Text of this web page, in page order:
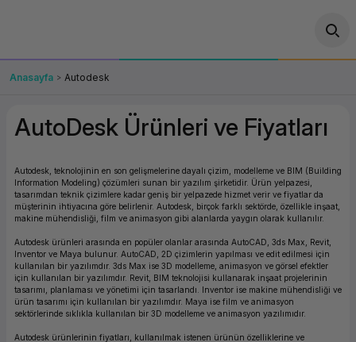
OT/VT Ürünleri
Fiş Yazıcı
Self Servis Ekranı
Para Çekmecesi
Panel PC
(Firewall)
Makinesi
Makinesi
Çözümleri
Bağlantı
Yedekleme
Ürünler
Paketi
Anasayfa Autodesk
AutoDesk Ürünleri ve Fiyatları
Autodesk, teknolojinin en son gelişmelerine dayalı çizim, modelleme ve BIM (Building
Information Modeling) çözümleri sunan bir yazılım şirketidir. Ürün yelpazesi,
tasarımdan teknik çizimlere kadar geniş bir yelpazede hizmet verir ve fiyatlar da
müşterinin ihtiyacına göre belirlenir. Autodesk, birçok farklı sektörde, özellikle inşaat,
makine mühendisliği, film ve animasyon gibi alanlarda yaygın olarak kullanılır.
Autodesk ürünleri arasında en popüler olanlar arasında AutoCAD, 3ds Max, Revit,
Inventor ve Maya bulunur. AutoCAD, 2D çizimlerin yapılması ve edit edilmesi için
kullanılan bir yazılımdır. 3ds Max ise 3D modelleme, animasyon ve görsel efektler
için kullanılan bir yazılımdır. Revit, BIM teknolojisi kullanarak inşaat projelerinin
tasarımı, planlaması ve yönetimi için tasarlandı. Inventor ise makine mühendisliği ve
ürün tasarımı için kullanılan bir yazılımdır. Maya ise film ve animasyon
sektörlerinde sıklıkla kullanılan bir 3D modelleme ve animasyon yazılımıdır.
Autodesk ürünlerinin fiyatları, kullanılmak istenen ürünün özelliklerine ve